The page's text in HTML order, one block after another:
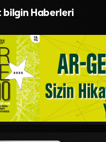
bilgin Haberleri
yapacağız